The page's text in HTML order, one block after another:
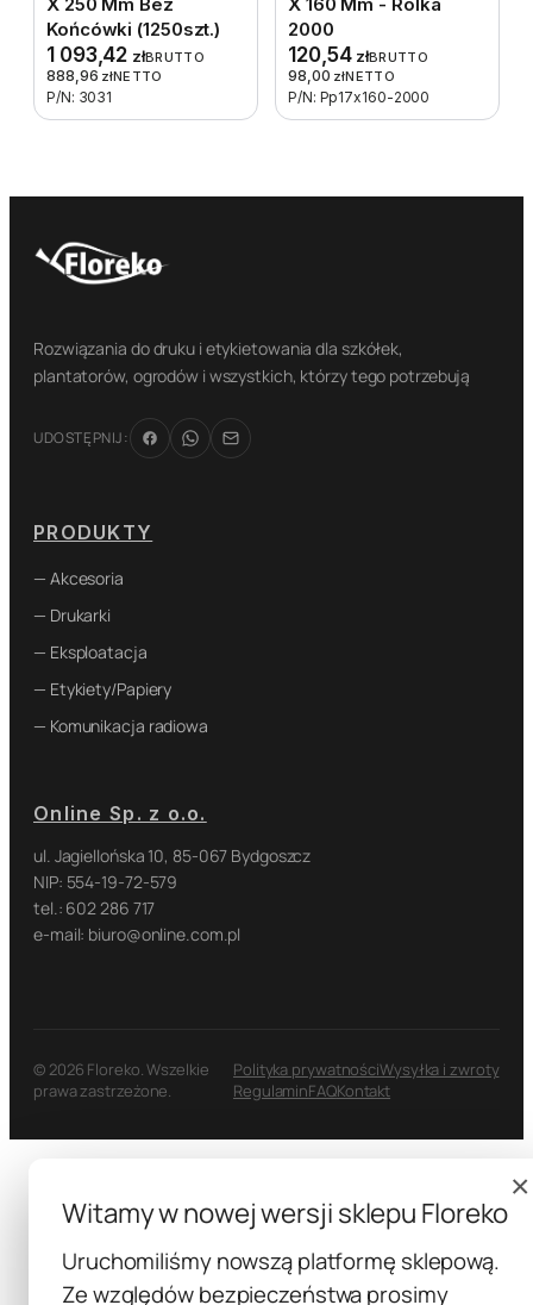
Końcówki (1250szt.)
1 093,42 złBRUTTO
888,96 złNETTO
P/N: 3031
2000
120,54 złBRUTTO
98,00 złNETTO
P/N: Pp17x160-2000
Rozwiązania do druku i etykietowania dla szkółek,
plantatorów, ogrodów i wszystkich, którzy tego potrzebują
UDOSTĘPNIJ:
PRODUKTY
— Akcesoria
— Drukarki
— Eksploatacja
— Etykiety/Papiery
— Komunikacja radiowa
Online Sp. z o.o.
ul. Jagiellońska 10, 85-067 Bydgoszcz
NIP: 554-19-72-579
tel.: 602 286 717
e-mail: biuro@online.com.pl
© 2026 Floreko. Wszelkie
prawa zastrzeżone.
Polityka prywatnościWysyłka i zwroty
RegulaminFAQKontakt
×
Witamy w nowej wersji sklepu Floreko
Uruchomiliśmy nowszą platformę sklepową.
Ze względów bezpieczeństwa prosimy